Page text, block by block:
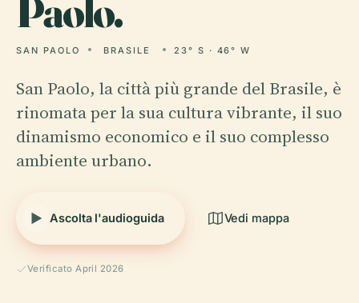
Paolo.
SAN PAOLO BRASILE 23° S · 46° W
San Paolo, la città più grande del Brasile, è
rinomata per la sua cultura vibrante, il suo
dinamismo economico e il suo complesso
ambiente urbano.
Ascolta l'audioguida Vedi mappa
Verificato April 2026